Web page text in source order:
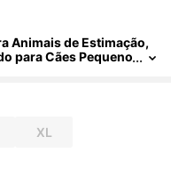
Animais de Estimação,
para Cães Pequeno
XL